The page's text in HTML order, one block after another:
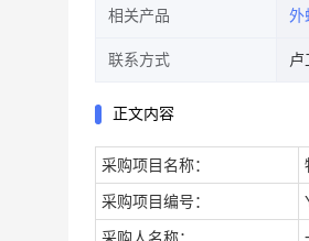
相关产品 外
联系方式 卢
正文内容
采购项目名称：
采购项目编号：